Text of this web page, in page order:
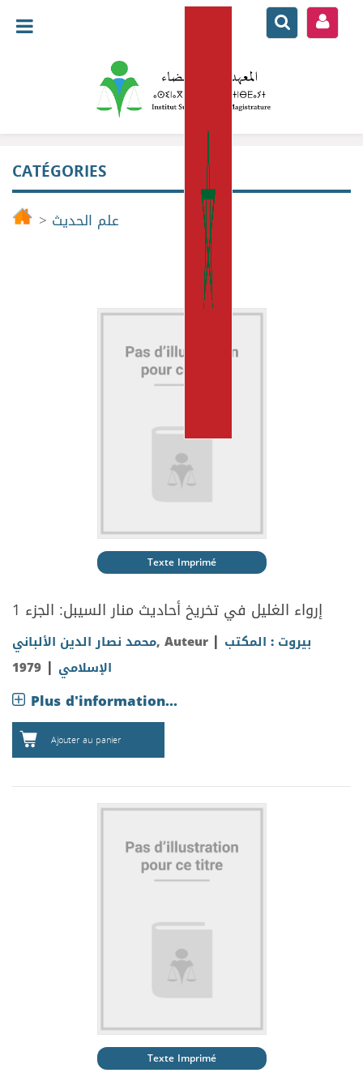
CATÉGORIES
> علم الحديث
Texte Imprimé
إرواء الغليل في تخريخ أحاديث منار السيبل: الجزء 1
محمد نصار الدين الألباني, Auteur | بيروت : المكتب
الإسلامي |
1979
Plus d'information...
Ajouter au panier
Texte Imprimé